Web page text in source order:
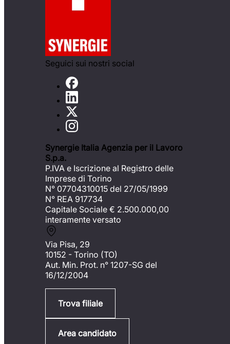
Seguici sui nostri social
Synergie Italia Agenzia per il Lavoro
S.p.a.
P.IVA e Iscrizione al Registro delle
Imprese di Torino
N° 07704310015 del 27/05/1999
N° REA 917734
Capitale Sociale € 2.500.000,00
interamente versato
Via Pisa, 29
10152 - Torino (TO)
Aut. Min. Prot. n° 1207-SG del
16/12/2004
Trova filiale
Area candidato